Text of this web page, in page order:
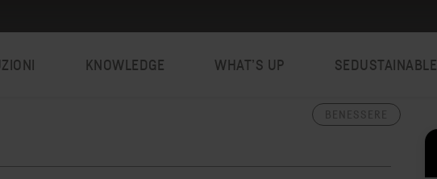
KNOWLEDGE WHAT’S UP SEDUSTAINABLE